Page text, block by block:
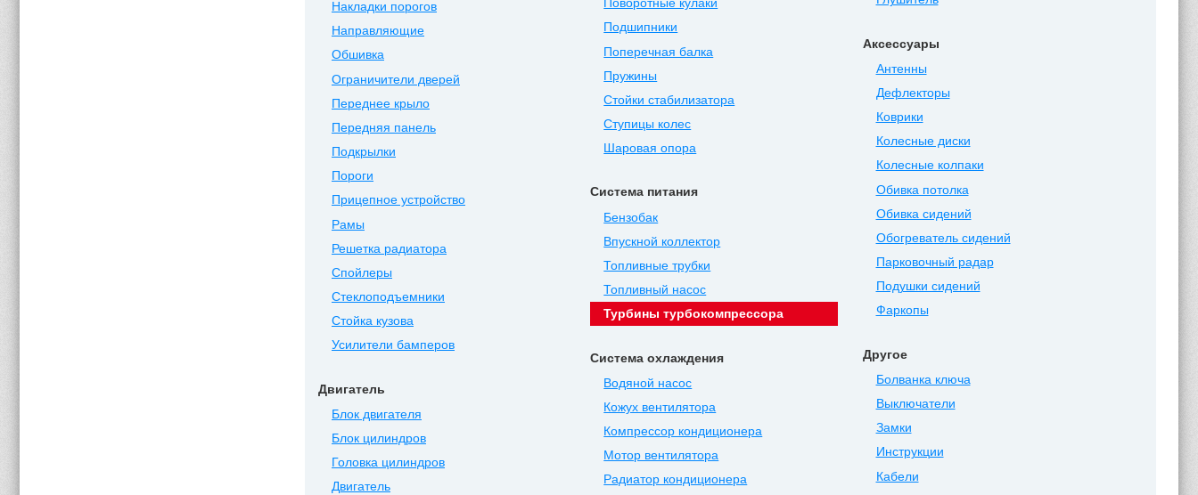
Накладки порогов
Направляющие
Обшивка
Ограничители дверей
Переднее крыло
Передняя панель
Подкрылки
Пороги
Прицепное устройство
Рамы
Решетка радиатора
Спойлеры
Стеклоподъемники
Стойка кузова
Усилители бамперов
Двигатель
Блок двигателя
Блок цилиндров
Головка цилиндров
Двигатель
Поворотные кулаки
Подшипники
Поперечная балка
Пружины
Стойки стабилизатора
Ступицы колес
Шаровая опора
Система питания
Бензобак
Впускной коллектор
Топливные трубки
Топливный насос
Турбины турбокомпрессора
Система охлаждения
Водяной насос
Кожух вентилятора
Компрессор кондиционера
Мотор вентилятора
Радиатор кондиционера
Аксессуары
Антенны
Дефлекторы
Коврики
Колесные диски
Колесные колпаки
Обивка потолка
Обивка сидений
Обогреватель сидений
Парковочный радар
Подушки сидений
Фаркопы
Другое
Болванка ключа
Выключатели
Замки
Инструкции
Кабели